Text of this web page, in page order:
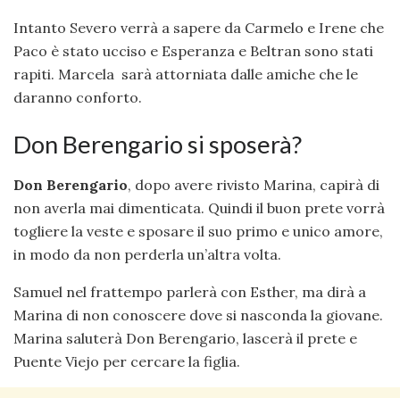
Intanto Severo verrà a sapere da Carmelo e Irene che
Paco è stato ucciso e Esperanza e Beltran sono stati
rapiti. Marcela sarà attorniata dalle amiche che le
daranno conforto.
Don Berengario si sposerà?
Don Berengario, dopo avere rivisto Marina, capirà di
non averla mai dimenticata. Quindi il buon prete vorrà
togliere la veste e sposare il suo primo e unico amore,
in modo da non perderla un’altra volta.
Samuel nel frattempo parlerà con Esther, ma dirà a
Marina di non conoscere dove si nasconda la giovane.
Marina saluterà Don Berengario, lascerà il prete e
Puente Viejo per cercare la figlia.